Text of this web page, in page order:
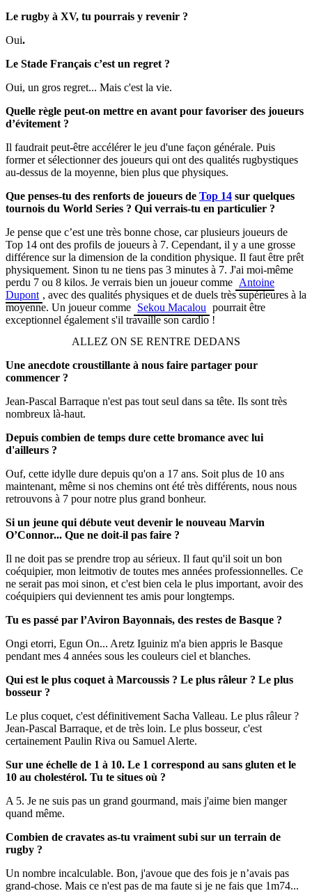
Le rugby à XV, tu pourrais y revenir ?
Oui.
Le Stade Français c’est un regret ?
Oui, un gros regret... Mais c'est la vie.
Quelle règle peut-on mettre en avant pour favoriser des joueurs
d’évitement ?
Il faudrait peut-être accélérer le jeu d'une façon générale. Puis
former et sélectionner des joueurs qui ont des qualités rugbystiques
au-dessus de la moyenne, bien plus que physiques.
Que penses-tu des renforts de joueurs de Top 14 sur quelques
tournois du World Series ? Qui verrais-tu en particulier ?
Je pense que c’est une très bonne chose, car plusieurs joueurs de
Top 14 ont des profils de joueurs à 7. Cependant, il y a une grosse
différence sur la dimension de la condition physique. Il faut être prêt
physiquement. Sinon tu ne tiens pas 3 minutes à 7. J'ai moi-même
perdu 7 ou 8 kilos. Je verrais bien un joueur comme Antoine
Dupont , avec des qualités physiques et de duels très supérieures à la
moyenne. Un joueur comme Sekou Macalou pourrait être
exceptionnel également s'il travaille son cardio !
ALLEZ ON SE RENTRE DEDANS
Une anecdote croustillante à nous faire partager pour
commencer ?
Jean-Pascal Barraque n'est pas tout seul dans sa tête. Ils sont très
nombreux là-haut.
Depuis combien de temps dure cette bromance avec lui
d'ailleurs ?
Ouf, cette idylle dure depuis qu'on a 17 ans. Soit plus de 10 ans
maintenant, même si nos chemins ont été très différents, nous nous
retrouvons à 7 pour notre plus grand bonheur.
Si un jeune qui débute veut devenir le nouveau Marvin
O’Connor... Que ne doit-il pas faire ?
Il ne doit pas se prendre trop au sérieux. Il faut qu'il soit un bon
coéquipier, mon leitmotiv de toutes mes années professionnelles. Ce
ne serait pas moi sinon, et c'est bien cela le plus important, avoir des
coéquipiers qui deviennent tes amis pour longtemps.
Tu es passé par l’Aviron Bayonnais, des restes de Basque ?
Ongi etorri, Egun On... Aretz Iguiniz m'a bien appris le Basque
pendant mes 4 années sous les couleurs ciel et blanches.
Qui est le plus coquet à Marcoussis ? Le plus râleur ? Le plus
bosseur ?
Le plus coquet, c'est définitivement Sacha Valleau. Le plus râleur ?
Jean-Pascal Barraque, et de très loin. Le plus bosseur, c'est
certainement Paulin Riva ou Samuel Alerte.
Sur une échelle de 1 à 10. Le 1 correspond au sans gluten et le
10 au cholestérol. Tu te situes où ?
A 5. Je ne suis pas un grand gourmand, mais j'aime bien manger
quand même.
Combien de cravates as-tu vraiment subi sur un terrain de
rugby ?
Un nombre incalculable. Bon, j'avoue que des fois je n’avais pas
grand-chose. Mais ce n'est pas de ma faute si je ne fais que 1m74...